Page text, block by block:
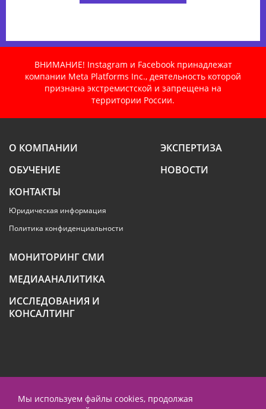
ВНИМАНИЕ! Instagram и Facebook принадлежат
компании Meta Platforms Inc., деятельность которой
признана экстремистской и запрещена на
территории России.
О КОМПАНИИ
ЭКСПЕРТИЗА
ОБУЧЕНИЕ
НОВОСТИ
КОНТАКТЫ
Юридическая информация
Политика конфиденциальности
МОНИТОРИНГ СМИ
МЕДИААНАЛИТИКА
ИССЛЕДОВАНИЯ И
КОНСАЛТИНГ
+7 (495) 789-4259
Мы используем файлы cookies, продолжая